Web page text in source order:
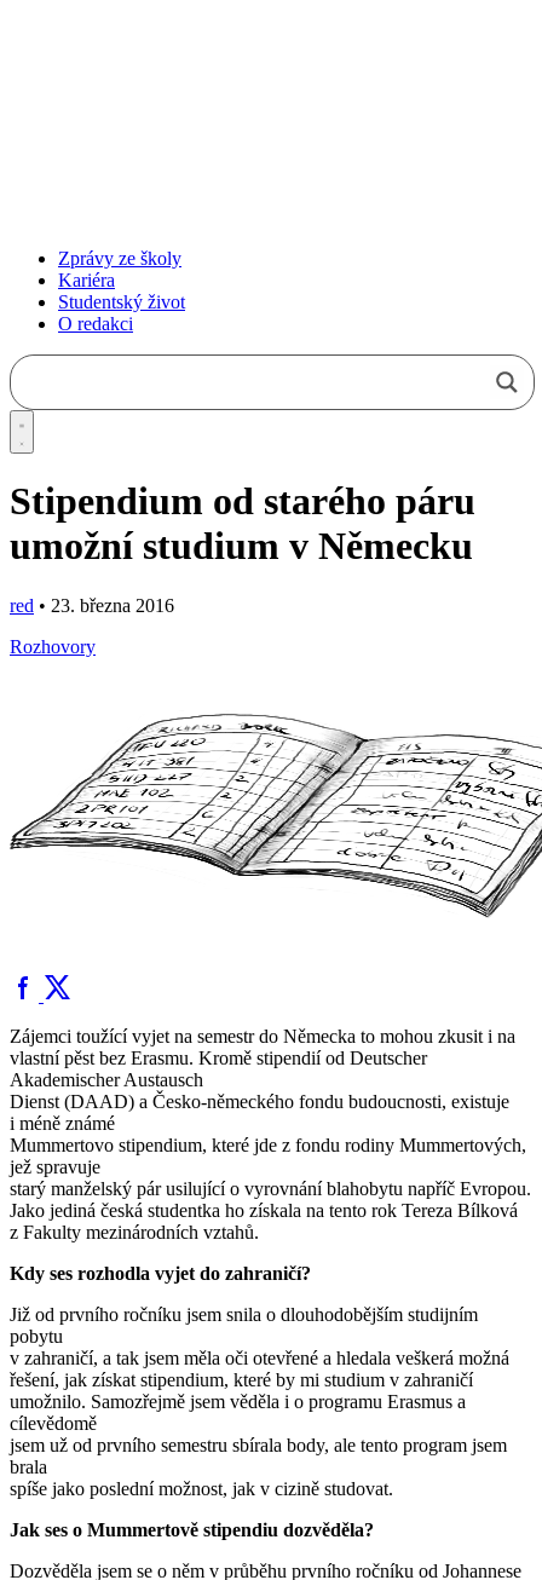
Zprávy ze školy
Kariéra
Studentský život
O redakci
Stipendium od starého páru
umožní studium v Německu
red • 23. března 2016
Rozhovory
Zájemci toužící vyjet na semestr do Německa to mohou zkusit i na
vlastní pěst bez Erasmu. Kromě stipendií od Deutscher
Akademischer Austausch
Dienst (DAAD) a Česko-německého fondu budoucnosti, existuje
i méně známé
Mummertovo stipendium, které jde z fondu rodiny Mummertových,
jež spravuje
starý manželský pár usilující o vyrovnání blahobytu napříč Evropou.
Jako jediná česká studentka ho získala na tento rok Tereza Bílková
z Fakulty mezinárodních vztahů.
Kdy ses rozhodla vyjet do zahraničí?
Již od prvního ročníku jsem snila o dlouhodobějším studijním
pobytu
v zahraničí, a tak jsem měla oči otevřené a hledala veškerá možná
řešení, jak získat stipendium, které by mi studium v zahraničí
umožnilo. Samozřejmě jsem věděla i o programu Erasmus a
cílevědomě
jsem už od prvního semestru sbírala body, ale tento program jsem
brala
spíše jako poslední možnost, jak v cizině studovat.
Jak ses o Mummertově stipendiu dozvěděla?
Dozvěděla jsem se o něm v průběhu prvního ročníku od Johannese